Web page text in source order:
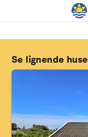
Se lignende huse